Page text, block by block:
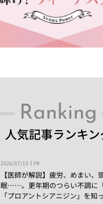
Ranking
人気記事ランキン
2026/07/15 PR
【医師が解説】疲労、めまい、
眠……。更年期のつらい不調に「
「プロアントシアニジン」を知